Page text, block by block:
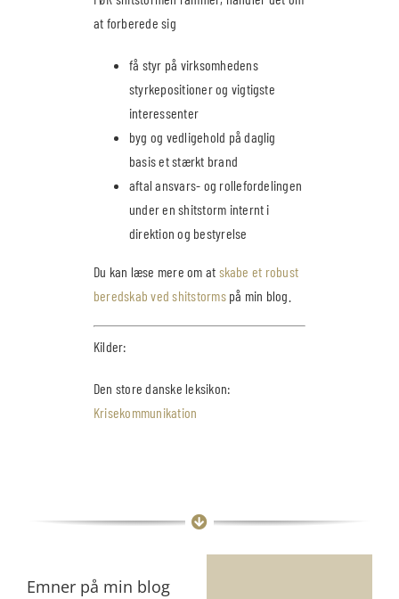
at forberede sig
få styr på virksomhedens
styrkepositioner og vigtigste
interessenter
byg og vedligehold på daglig
basis et stærkt brand
aftal ansvars- og rollefordelingen
under en shitstorm internt i
direktion og bestyrelse
Du kan læse mere om at skabe et robust
beredskab ved shitstormspå min blog.
Kilder:
Den store danske leksikon:
Krisekommunikation
Emner på min blog